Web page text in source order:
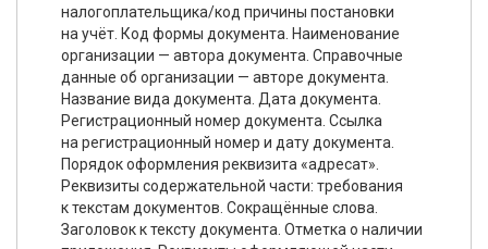
налогоплательщика/код причины постановки
на учёт. Код формы документа. Наименование
организации — автора документа. Справочные
данные об организации — авторе документа.
Название вида документа. Дата документа.
Регистрационный номер документа. Ссылка
на регистрационный номер и дату документа.
Порядок оформления реквизита «адресат».
Реквизиты содержательной части: требования
к текстам документов. Сокращённые слова.
Заголовок к тексту документа. Отметка о наличии